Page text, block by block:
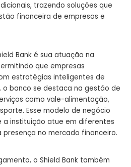
trazendo soluções que
financeira de empresas e
Bank é sua atuação na
que empresas
estratégias inteligentes de
o banco se destaca na gestão de
como vale-alimentação,
Esse modelo de negócio
a instituição atue em diferentes
presença no mercado financeiro.
o Shield Bank também